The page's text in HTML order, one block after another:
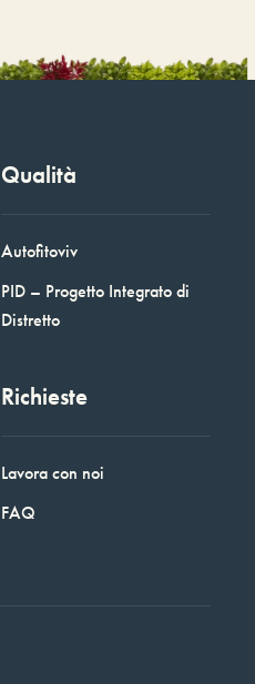
Qualità
Autofitoviv
PID – Progetto Integrato di
Distretto
Richieste
Lavora con noi
FAQ